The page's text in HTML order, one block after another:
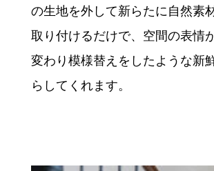
の生地を外して新らたに自然素
取り付けるだけで、空間の表情
変わり模様替えをしたような新
らしてくれます。